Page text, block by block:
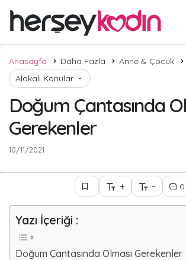
Anasayfa Daha Fazla
Anne & Çocuk
Alakalı Konular
Doğum Çantasında
Gerekenler
10/11/2021
+ - 0
Yazı İçeriği :
Doğum Çantasında Olması Gerekenler